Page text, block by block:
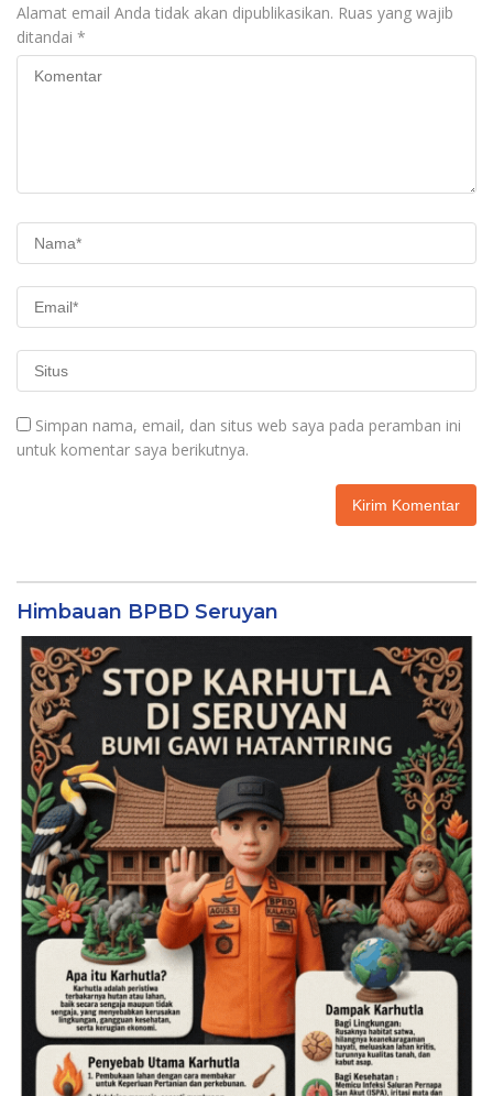
Alamat email Anda tidak akan dipublikasikan. Ruas yang wajib
ditandai *
Simpan nama, email, dan situs web saya pada peramban ini
untuk komentar saya berikutnya.
Himbauan BPBD Seruyan